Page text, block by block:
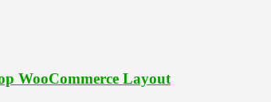
WooCommerce Layout